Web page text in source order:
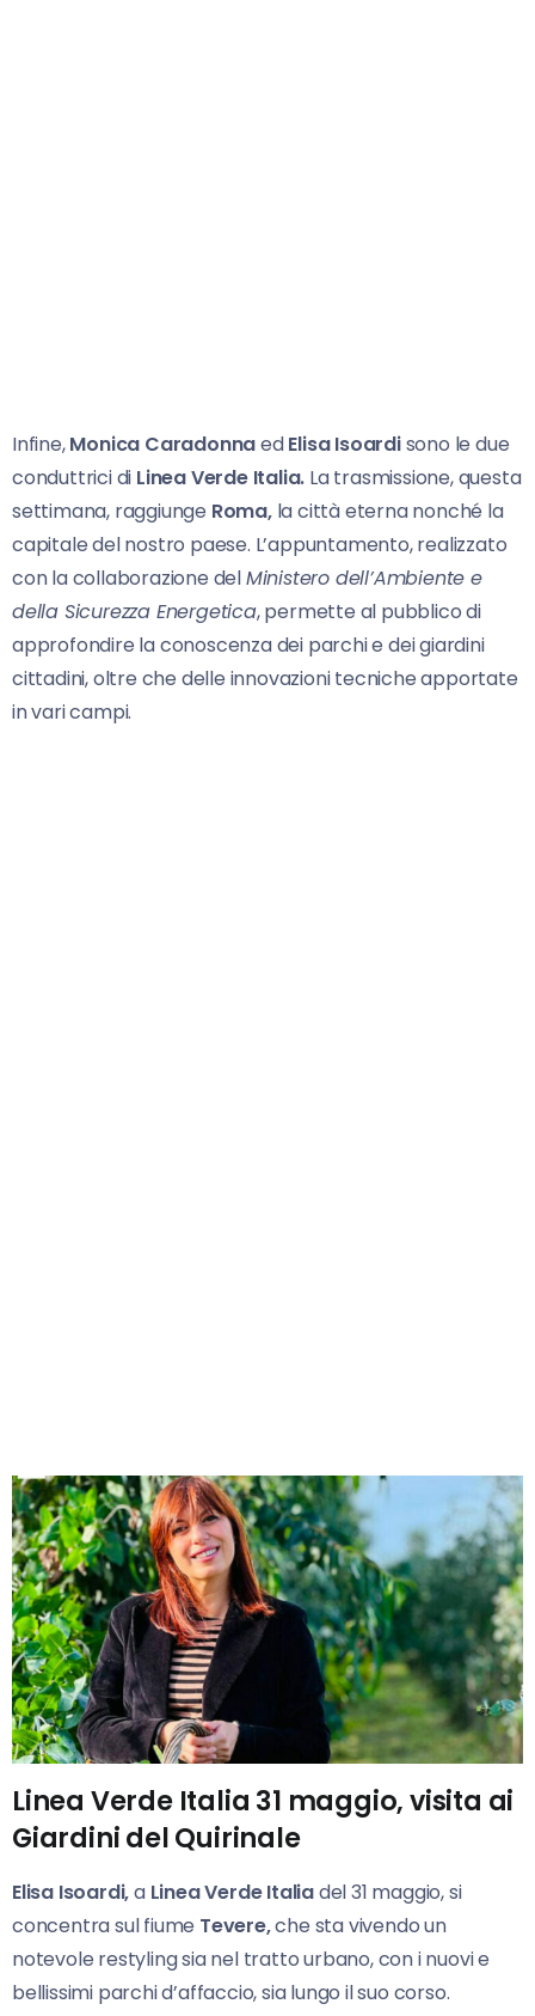
Infine,Monica CaradonnaedElisa Isoardisono le due
conduttrici di Linea Verde Italia. La trasmissione, questa
settimana, raggiunge Roma,la città eterna nonché la
capitale del nostro paese. L’appuntamento, realizzato
con la collaborazione delMinistero dell’Ambiente e
della Sicurezza Energetica, permette al pubblico di
approfondire la conoscenza dei parchi e dei giardini
cittadini, oltre che delle innovazioni tecniche apportate
in vari campi.
Linea Verde Italia 31 maggio, visita ai
Giardini del Quirinale
Elisa Isoardi,a Linea Verde Italiadel 31 maggio, si
concentra sul fiume Tevere,che sta vivendo un
notevole restyling sia nel tratto urbano, con i nuovi e
bellissimi parchi d’affaccio, sia lungo il suo corso.